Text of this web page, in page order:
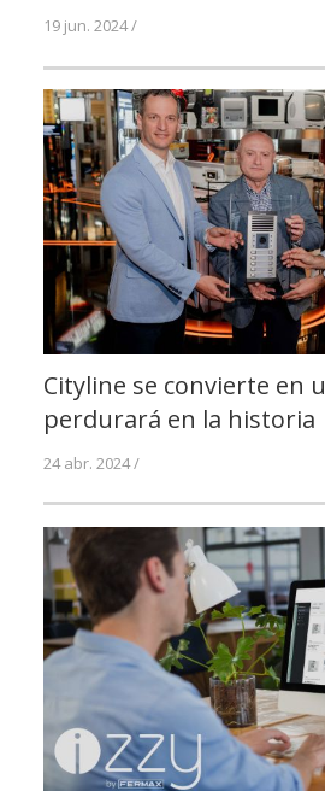
19 jun. 2024 /
Cityline se convierte en
perdurará en la historia
24 abr. 2024 /